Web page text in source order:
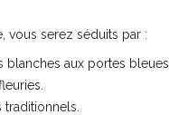
vous serez séduits par :
blanches aux portes bleues.
traditionnels.